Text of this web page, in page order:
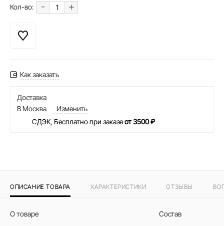
Кол-во: - +
Как заказать
Доставка
В Москва
Изменить
СДЭК, Бесплатно при заказеот 3500 ₽
ОПИСАНИЕ ТОВАРА ХАРАКТЕРИСТИКИ ОТЗЫВЫ
О товаре Состав